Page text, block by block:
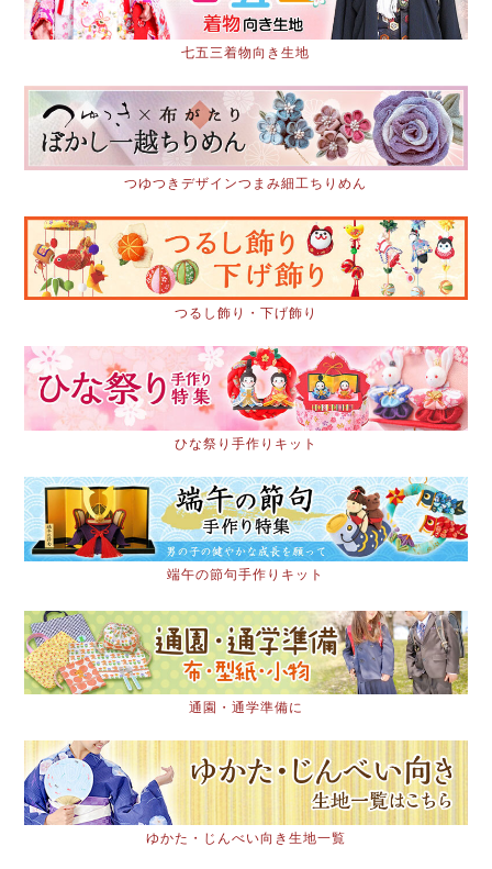
七五三着物向き生地
つゆつきデザインつまみ細工ちりめん
つるし飾り・下げ飾り
ひな祭り手作りキット
端午の節句手作りキット
通園・通学準備に
ゆかた・じんべい向き生地一覧